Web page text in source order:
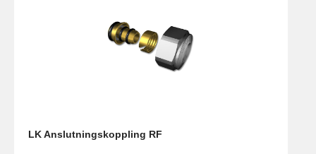
LK Anslutningskoppling RF